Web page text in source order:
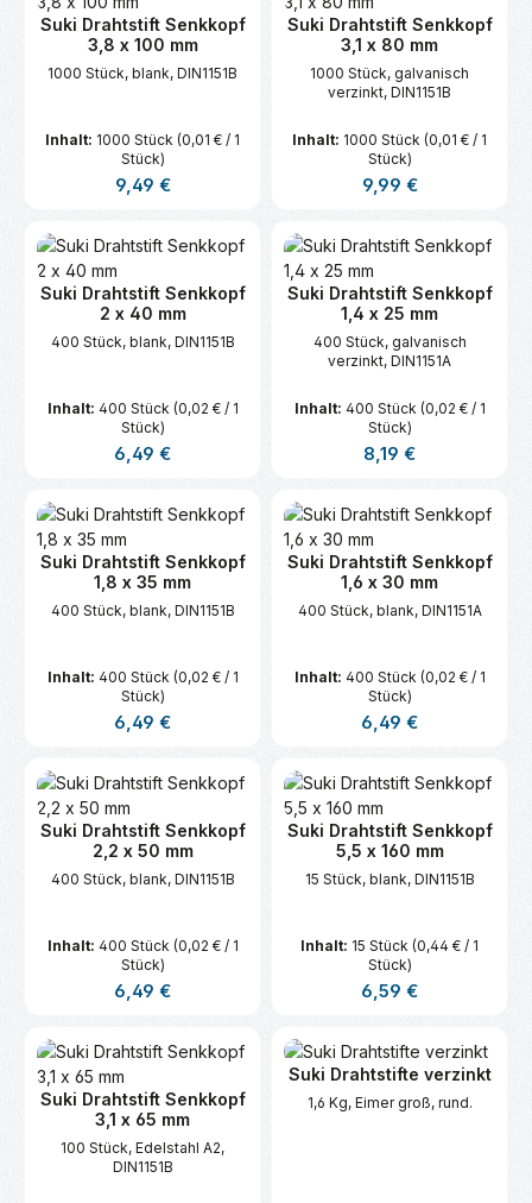
Suki Drahtstift Senkkopf
3,8 x 100 mm
1000 Stück, blank, DIN1151B
Inhalt: 1000 Stück (0,01 € / 1
Stück)
Regulärer Preis:
9,49 €
Suki Drahtstift Senkkopf
3,1 x 80 mm
1000 Stück, galvanisch
verzinkt, DIN1151B
Inhalt: 1000 Stück (0,01 € / 1
Stück)
Regulärer Preis:
9,99 €
Suki Drahtstift Senkkopf
2 x 40 mm
400 Stück, blank, DIN1151B
Inhalt: 400 Stück (0,02 € / 1
Stück)
Regulärer Preis:
6,49 €
Suki Drahtstift Senkkopf
1,4 x 25 mm
400 Stück, galvanisch
verzinkt, DIN1151A
Inhalt: 400 Stück (0,02 € / 1
Stück)
Regulärer Preis:
8,19 €
Suki Drahtstift Senkkopf
1,8 x 35 mm
400 Stück, blank, DIN1151B
Inhalt: 400 Stück (0,02 € / 1
Stück)
Regulärer Preis:
6,49 €
Suki Drahtstift Senkkopf
1,6 x 30 mm
400 Stück, blank, DIN1151A
Inhalt: 400 Stück (0,02 € / 1
Stück)
Regulärer Preis:
6,49 €
Suki Drahtstift Senkkopf
2,2 x 50 mm
400 Stück, blank, DIN1151B
Inhalt: 400 Stück (0,02 € / 1
Stück)
Regulärer Preis:
6,49 €
Suki Drahtstift Senkkopf
5,5 x 160 mm
15 Stück, blank, DIN1151B
Inhalt: 15 Stück (0,44 € / 1
Stück)
Regulärer Preis:
6,59 €
Suki Drahtstift Senkkopf
3,1 x 65 mm
100 Stück, Edelstahl A2,
DIN1151B
Suki Drahtstifte verzinkt
1,6 Kg, Eimer groß, rund.